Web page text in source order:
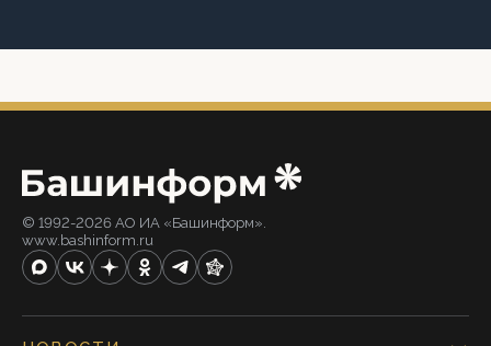
© 1992-2026 АО ИА «Башинформ».
www.bashinform.ru